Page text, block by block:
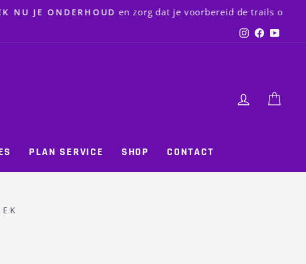
de trails op kan
Instagram
LOG IN
PLAN SERVICE SHOP CONTACT